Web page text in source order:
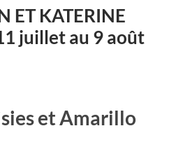
ET KATERINE
juillet au 9 août
et Amarillo